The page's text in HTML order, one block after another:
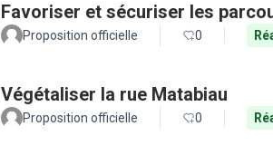
Favoriser et sécuriser les
Proposition officielle 0
Végétaliser la rue Matabiau
Proposition officielle 0